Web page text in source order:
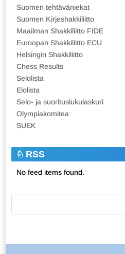
Suomen tehtäväniekat
Suomen Kirjeshakkiliitto
Maailman Shakkiliitto FIDE
Euroopan Shakkiliitto ECU
Helsingin Shakkiliitto
Chess Results
Selolista
Elolista
Selo- ja suorituslukulaskuri
Olympiakomitea
SUEK
RSS
No feed items found.